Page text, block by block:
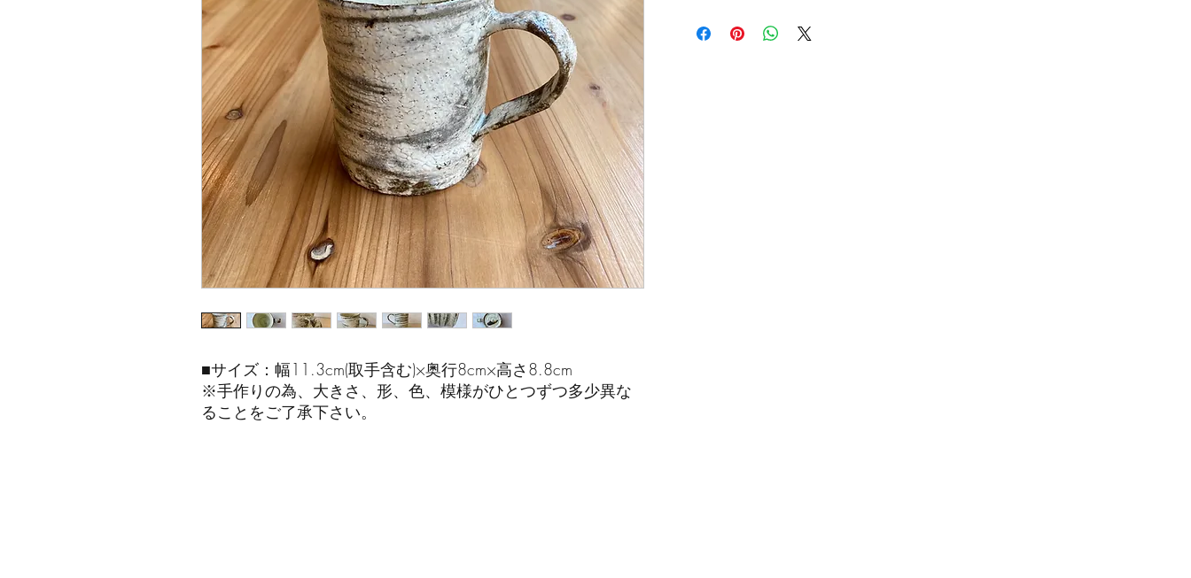
■サイズ：幅11.3cm(取手含む)×奥行8cm×高さ8.8cm
※手作りの為、大きさ、形、色、模様がひとつずつ多少異な
ることをご了承下さい。